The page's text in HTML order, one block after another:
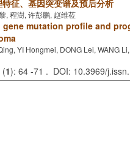
征、基因突变谱及预后分析
, 程澍, 许彭鹏, 赵维莅
mutation profile and
YI Hongmei, DONG Lei, WANG
(1): 64 -71 . DOI: 10.3969/